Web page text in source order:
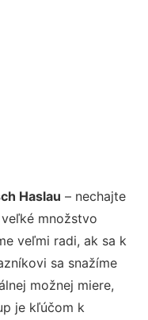
Haslau – nechajte
množstvo
veľmi radi, ak sa k
sa snažíme
možnej miere,
je kľúčom k